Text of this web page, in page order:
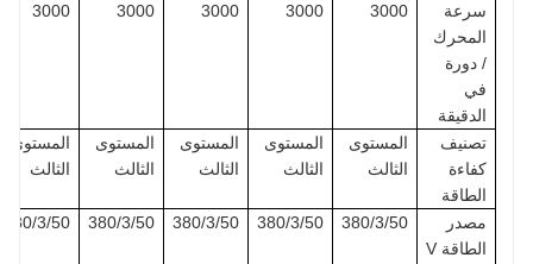
سرعة
المحرك
/ دورة
في
الدقيقة
3000
3000
3000
3000
3000
تصنيف
كفاءة
الطاقة
المستوى
الثالث
المستوى
الثالث
المستوى
الثالث
المستوى
الثالث
المستوى
الثالث
مصدر
الطاقة V
380/3/50
380/3/50
380/3/50
380/3/50
380/3/50